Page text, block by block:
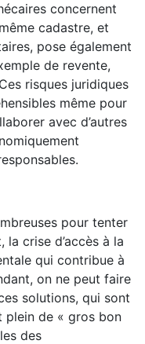
concernent
cadastre, et
pose également
de revente,
risques juridiques
même pour
avec d’autres
pour tenter
crise d’accès à la
qui contribue à
on ne peut faire
solutions, qui sont
plein de « gros bon
des